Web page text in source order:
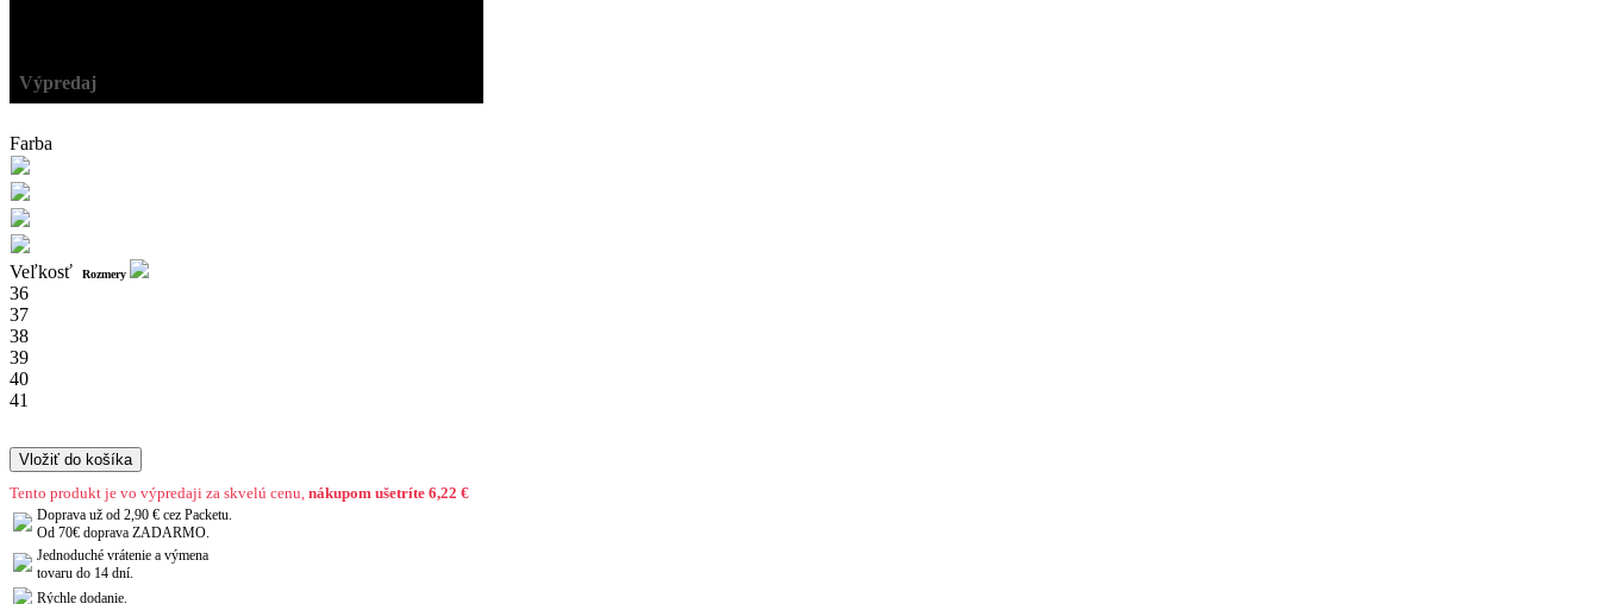
Výpredaj
Farba
Veľkosť Rozmery
36
37
38
39
40
41
Vložiť do košíka
Tento produkt je vo výpredaji za skvelú cenu, nákupom ušetríte 6,22 €
Doprava už od 2,90 € cez Packetu.
Od 70€ doprava ZADARMO.
Jednoduché vrátenie a výmena
tovaru do 14 dní.
Rýchle dodanie.